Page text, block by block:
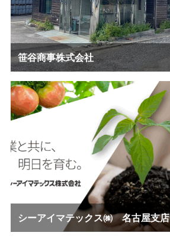
笹谷商事株式会社
シーアイマテックス㈱ 名古屋支店